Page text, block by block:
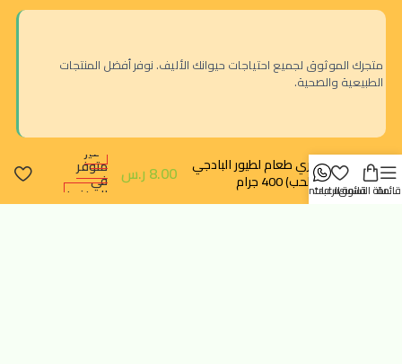
متجرك الموثوق لجميع احتياجات حيوانك الأليف. نوفر أفضل المنتجات
الطبيعية والصحية.
قائمةسلة التسوق
قائمة الرغبات
contact us
انتر نوتري طعام لطيور البادجي
(طيور الحب) 400 جرام 8.00 ر.س
غير
متوفر
في
المخزون